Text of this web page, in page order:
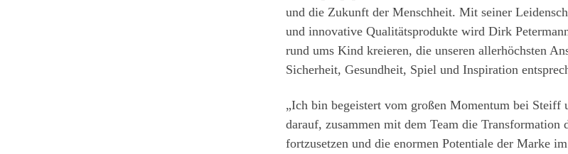
und die Zukunft der Menschheit. Mit seiner
und innovative Qualitätsprodukte wird Dirk
rund ums Kind kreieren, die unseren allerhöchsten
Sicherheit, Gesundheit, Spiel und Inspiration
„Ich bin begeistert vom großen Momentum bei Steiff
darauf, zusammen mit dem Team die Transformation
fortzusetzen und die enormen Potentiale der Marke